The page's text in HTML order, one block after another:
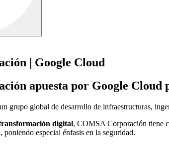
| Google Cloud
apuesta por Google Cloud
grupo global de desarrollo de infraestructuras,
digital, COMSA Corporación tiene
poniendo especial énfasis en la seguridad.